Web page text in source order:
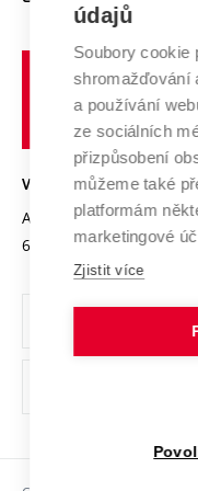
E-přihláška
Systém zajišťování
Výzkumné
Transfer znalostí
Open Science
Projekty
Projekty ze
Specifický výzkum
Zahraniční spolupráce
Spolupráce se školami
Služby univerzity
Mezinárodní dohody
Univerzitní sítě
Profil univerzity
Udržitelná univerzita
Podnikavá univerzita /
Bezpečná univerzita
Vyznamenání
Organizační struktura
Ochrana osobních
VYSOKÉ UČENÍ
Antonínská 548/1
602 00 Brno
údajů
Soubory cookie
shromažďování
a používání
ze sociálních
přizpůsobení
můžeme také
platformám
marketingové
Zjistit více